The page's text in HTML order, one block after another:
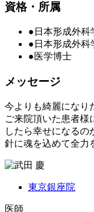
資格・所属
●日本形成外科
●日本形成外科
●医学博士
メッセージ
今よりも綺麗になり
ご来院頂いた患者様
したら幸せになるの
針に魂を込めて全力
東京銀座院
医師